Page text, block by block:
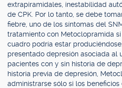
extrapiramidales, inestabilidad
de CPK. Por lo tanto, se debe
fiebre, uno de los síntomas del
tratamiento con Metoclopramida
cuadro podría estar produciéndose.
presentado depresión asociada al
pacientes con y sin historia de
historia previa de depresión,
administrarse sólo si los